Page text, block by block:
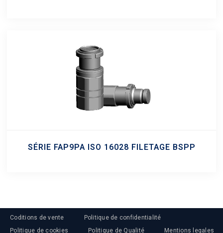
SÉRIE FAP9PA ISO 16028 FILETAGE BSPP
Coditions de vente
Politique de confidentialité
Politique de cookies
Politique de Qualité Mentions legales